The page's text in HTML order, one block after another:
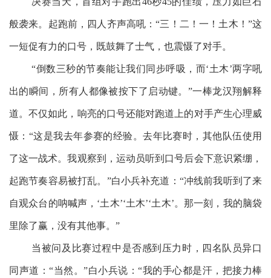
般袭来。起跑前，四人齐声高吼：“三！二！一！土木！”这
一短促有力的口号，既鼓舞了士气，也震慑了对手。
“倒数三秒的节奏能让我们同步呼吸，而‘土木’两字吼
出的瞬间，所有人都像被按下了启动键。”一棒龙汉翔解释
道。不仅如此，响亮的口号还能对跑道上的对手产生心理威
慑：“这是我去年参赛的经验。去年比赛时，其他队伍使用
了这一战术。我观察到，运动员听到口号后会下意识紧绷，
起跑节奏容易被打乱。”白小兵补充道：“冲线前我听到了来
自观众台的呐喊声，‘土木’‘土木’‘土木’。那一刻，我的脑袋
里除了赢，没有其他事。”
当被问及比赛过程中是否感到压力时，四名队员异口
同声道：“当然。”白小兵说：“我的手心都是汗，把接力棒